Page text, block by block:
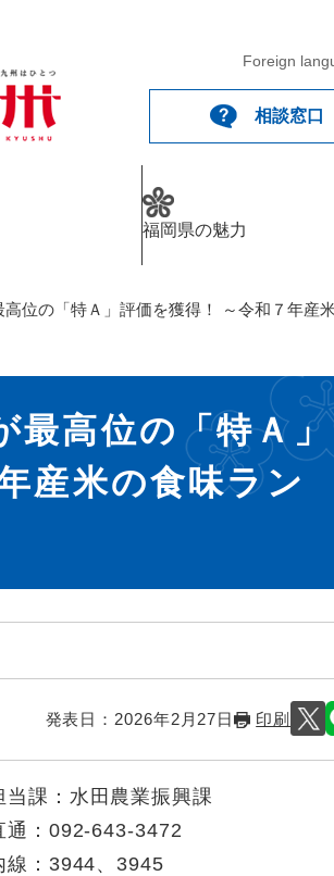
Foreign
相談窓口
福岡県の魅力
位の「特Ａ」評価を獲得！ ～令和７年産
最高位の「特Ａ」
産米の食味ラン
発表日： 2026年2月27日 印刷
当課： 水田農業振興課
通： 092-643-3472
線： 3944、3945